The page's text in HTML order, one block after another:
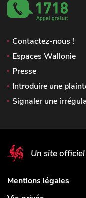
Contactez-nous !
Espaces Wallonie
Presse
Introduire une
Signaler une
Un site
Mentions légales